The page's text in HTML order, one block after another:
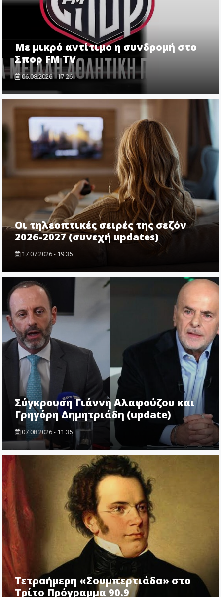
Με μικρό αντίτιμο η συνδρομή στο
Σπορ FM TV
06.08.2026 - 17:26
Οι τηλεοπτικές σειρές της σεζόν
2026-2027 (συνεχή updates)
17.07.2026 - 19:35
Σύγκρουση Γιάννη Αλαφούζου και
Γρηγόρη Δημητριάδη (update)
07.08.2026 - 11:35
Τετραήμερη «Σουμπερτιάδα» στο
Τρίτο Πρόγραμμα 90.9